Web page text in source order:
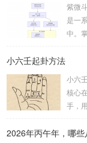
卦。
分比
位...
紫微
是一
中。
赖关
安紫
诀：
小六壬起卦方法
小六
核心
手，
吉。
2026年丙午年，哪